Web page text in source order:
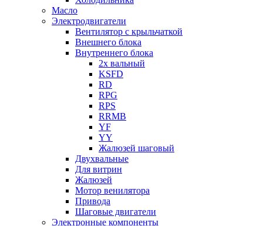
Масло
Электродвигатели
Вентилятор с крыльчаткой
Внешнего блока
Внутреннего блока
2х вальный
KSFD
RD
RPG
RPS
RRMB
YF
YY
Жалюзей шаговый
Двухвальные
Для витрин
Жалюзей
Мотор венилятора
Привода
Шаговые двигатели
Электронные компоненты